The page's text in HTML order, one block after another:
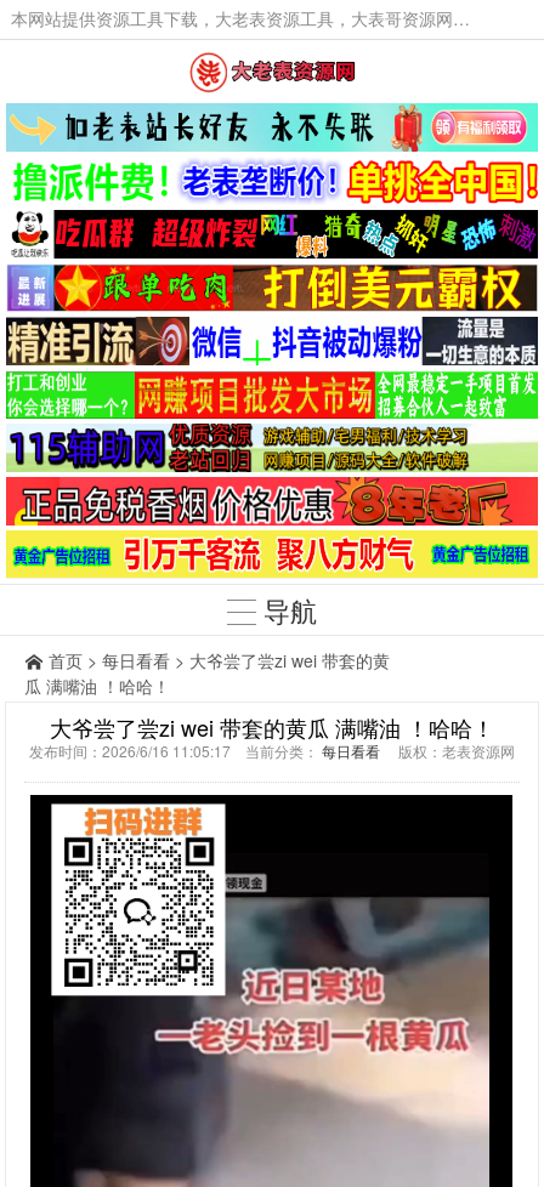
本网站提供资源工具下载，大老表资源工具，大表哥资源网软件工具，大老表资源下载，活动线报福利资源分享,活动线报，大型网游经典游戏，网络热门技术游戏辅助交流与分享。
导航
首页 > 每日看看 > 大爷尝了尝zi wei 带套的黄
瓜 满嘴油 ！哈哈！
大爷尝了尝zi wei 带套的黄瓜 满嘴油 ！哈哈！
发布时间：2026/6/16 11:05:17 当前分类： 每日看看 版权：老表资源网